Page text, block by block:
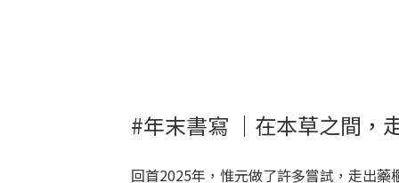
#年末書寫 ｜在本草之間，
回首2025年，惟元做了許多嘗試，走出藥